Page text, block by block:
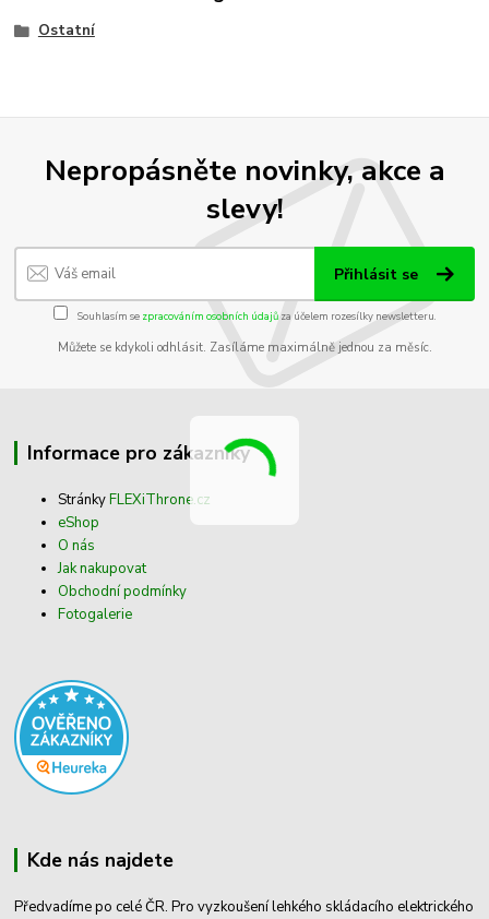
Ostatní
Nepropásněte novinky, akce a
slevy!
Přihlásit se
Souhlasím se zpracováním osobních údajůza účelem rozesílky newsletteru.
Můžete se kdykoli odhlásit. Zasíláme maximálně jednou za měsíc.
Informace pro zákazníky
StránkyFLEXiThrone.cz
eShop
O nás
Jak nakupovat
Obchodní podmínky
Fotogalerie
Kde nás najdete
Předvadíme po celé ČR. Pro vyzkoušení lehkého skládacího elektrického